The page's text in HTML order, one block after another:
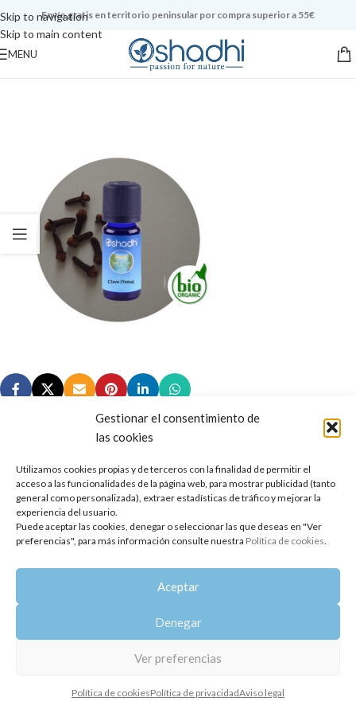
Gestionar el consentimiento de
las cookies
Utilizamos cookies propias y de terceros con la finalidad de permitir el
acceso a las funcionalidades de la página web, para mostrar publicidad (tanto
general como personalizada), extraer estadísticas de tráfico y mejorar la
experiencia del usuario.
Puede aceptar las cookies, denegar o seleccionar las que deseas en "Ver
preferencias", para más información consulte nuestra Política de cookies.
Aceptar
Denegar
Ver preferencias
Política de cookiesPolítica de privacidadAviso legal
Skip to navigation
Skip to main content
Envío gratis en territorio peninsular por compra superior a 55€
MENU
Copyright 2014-2025 Oshadhi España
Todos los derechos reservados.
Política de privacidad | Aviso legal | Política de cookies